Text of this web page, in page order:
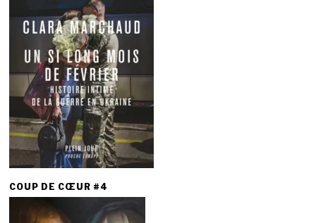
COUP DE CŒUR #4